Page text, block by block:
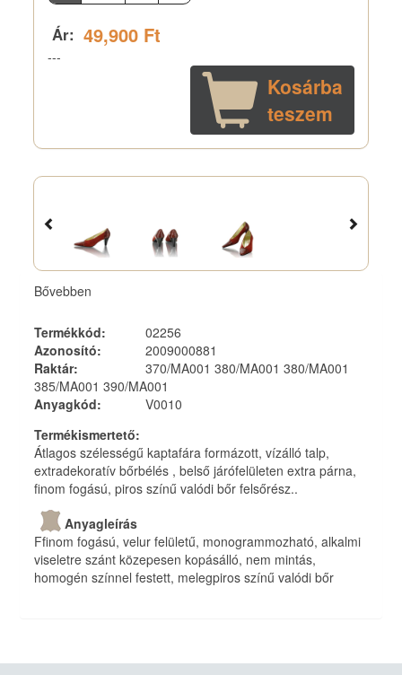
Ár: 49,900 Ft
---
Kosárba
teszem
Bővebben
Termékkód:
02256
Azonosító:
2009000881
Raktár:
370/MA001 380/MA001 380/MA001
385/MA001 390/MA001
Anyagkód:
V0010
Termékismertető:
Átlagos szélességű kaptafára formázott, vízálló talp,
extradekoratív bőrbélés , belső járófelületen extra párna,
finom fogású, piros színű valódi bőr felsőrész..
Anyagleírás
Ffinom fogású, velur felületű, monogrammozható, alkalmi
viseletre szánt közepesen kopásálló, nem mintás,
homogén színnel festett, melegpiros színű valódi bőr